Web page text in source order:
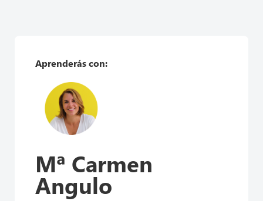
Aprenderás con:
Mª Carmen
Angulo